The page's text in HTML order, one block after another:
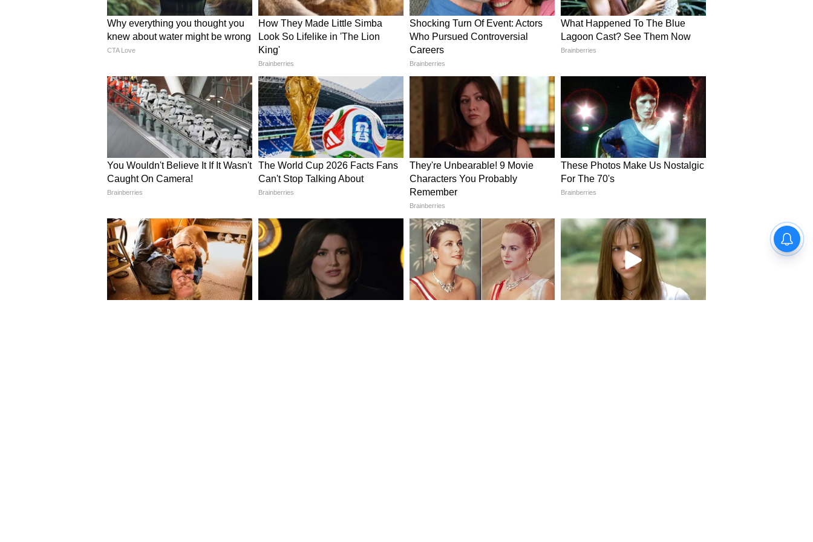
প্রকাশ্যে এল কাবুলিওয়ালা ছবির ফার্স্টলুক, সুমন ঘোষের পরিচালনায় ছবির পর্দায়
আসছেন মিঠুন
নিজের কথা ভেবেই তৈরি করেছিলেন আলিয়া ভাটের বাবার চরিত্রটি, জানালেন করণ
জোহর